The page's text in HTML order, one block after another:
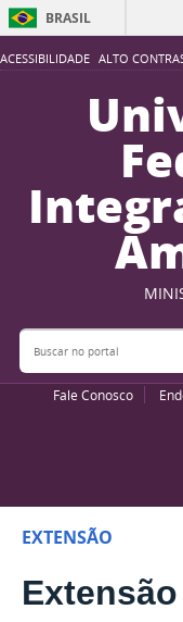
ACESSIBILIDADE ALTO
BRASIL
Buscar no portal
Fale Conosco
EXTENSÃO